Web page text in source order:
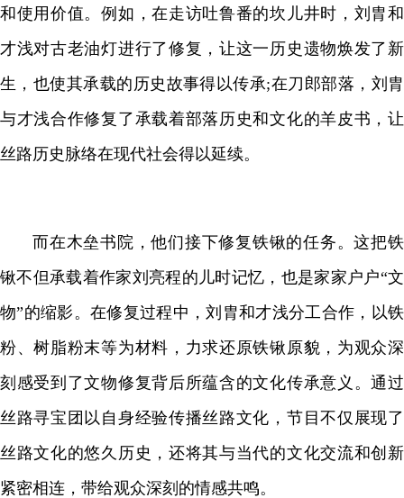
和使用价值。例如，在走访吐鲁番的坎儿井时，刘胄和
才浅对古老油灯进行了修复，让这一历史遗物焕发了新
生，也使其承载的历史故事得以传承;在刀郎部落，刘胄
与才浅合作修复了承载着部落历史和文化的羊皮书，让
丝路历史脉络在现代社会得以延续。
而在木垒书院，他们接下修复铁锹的任务。这把铁
锹不但承载着作家刘亮程的儿时记忆，也是家家户户“文
物”的缩影。在修复过程中，刘胄和才浅分工合作，以铁
粉、树脂粉末等为材料，力求还原铁锹原貌，为观众深
刻感受到了文物修复背后所蕴含的文化传承意义。通过
丝路寻宝团以自身经验传播丝路文化，节目不仅展现了
丝路文化的悠久历史，还将其与当代的文化交流和创新
紧密相连，带给观众深刻的情感共鸣。